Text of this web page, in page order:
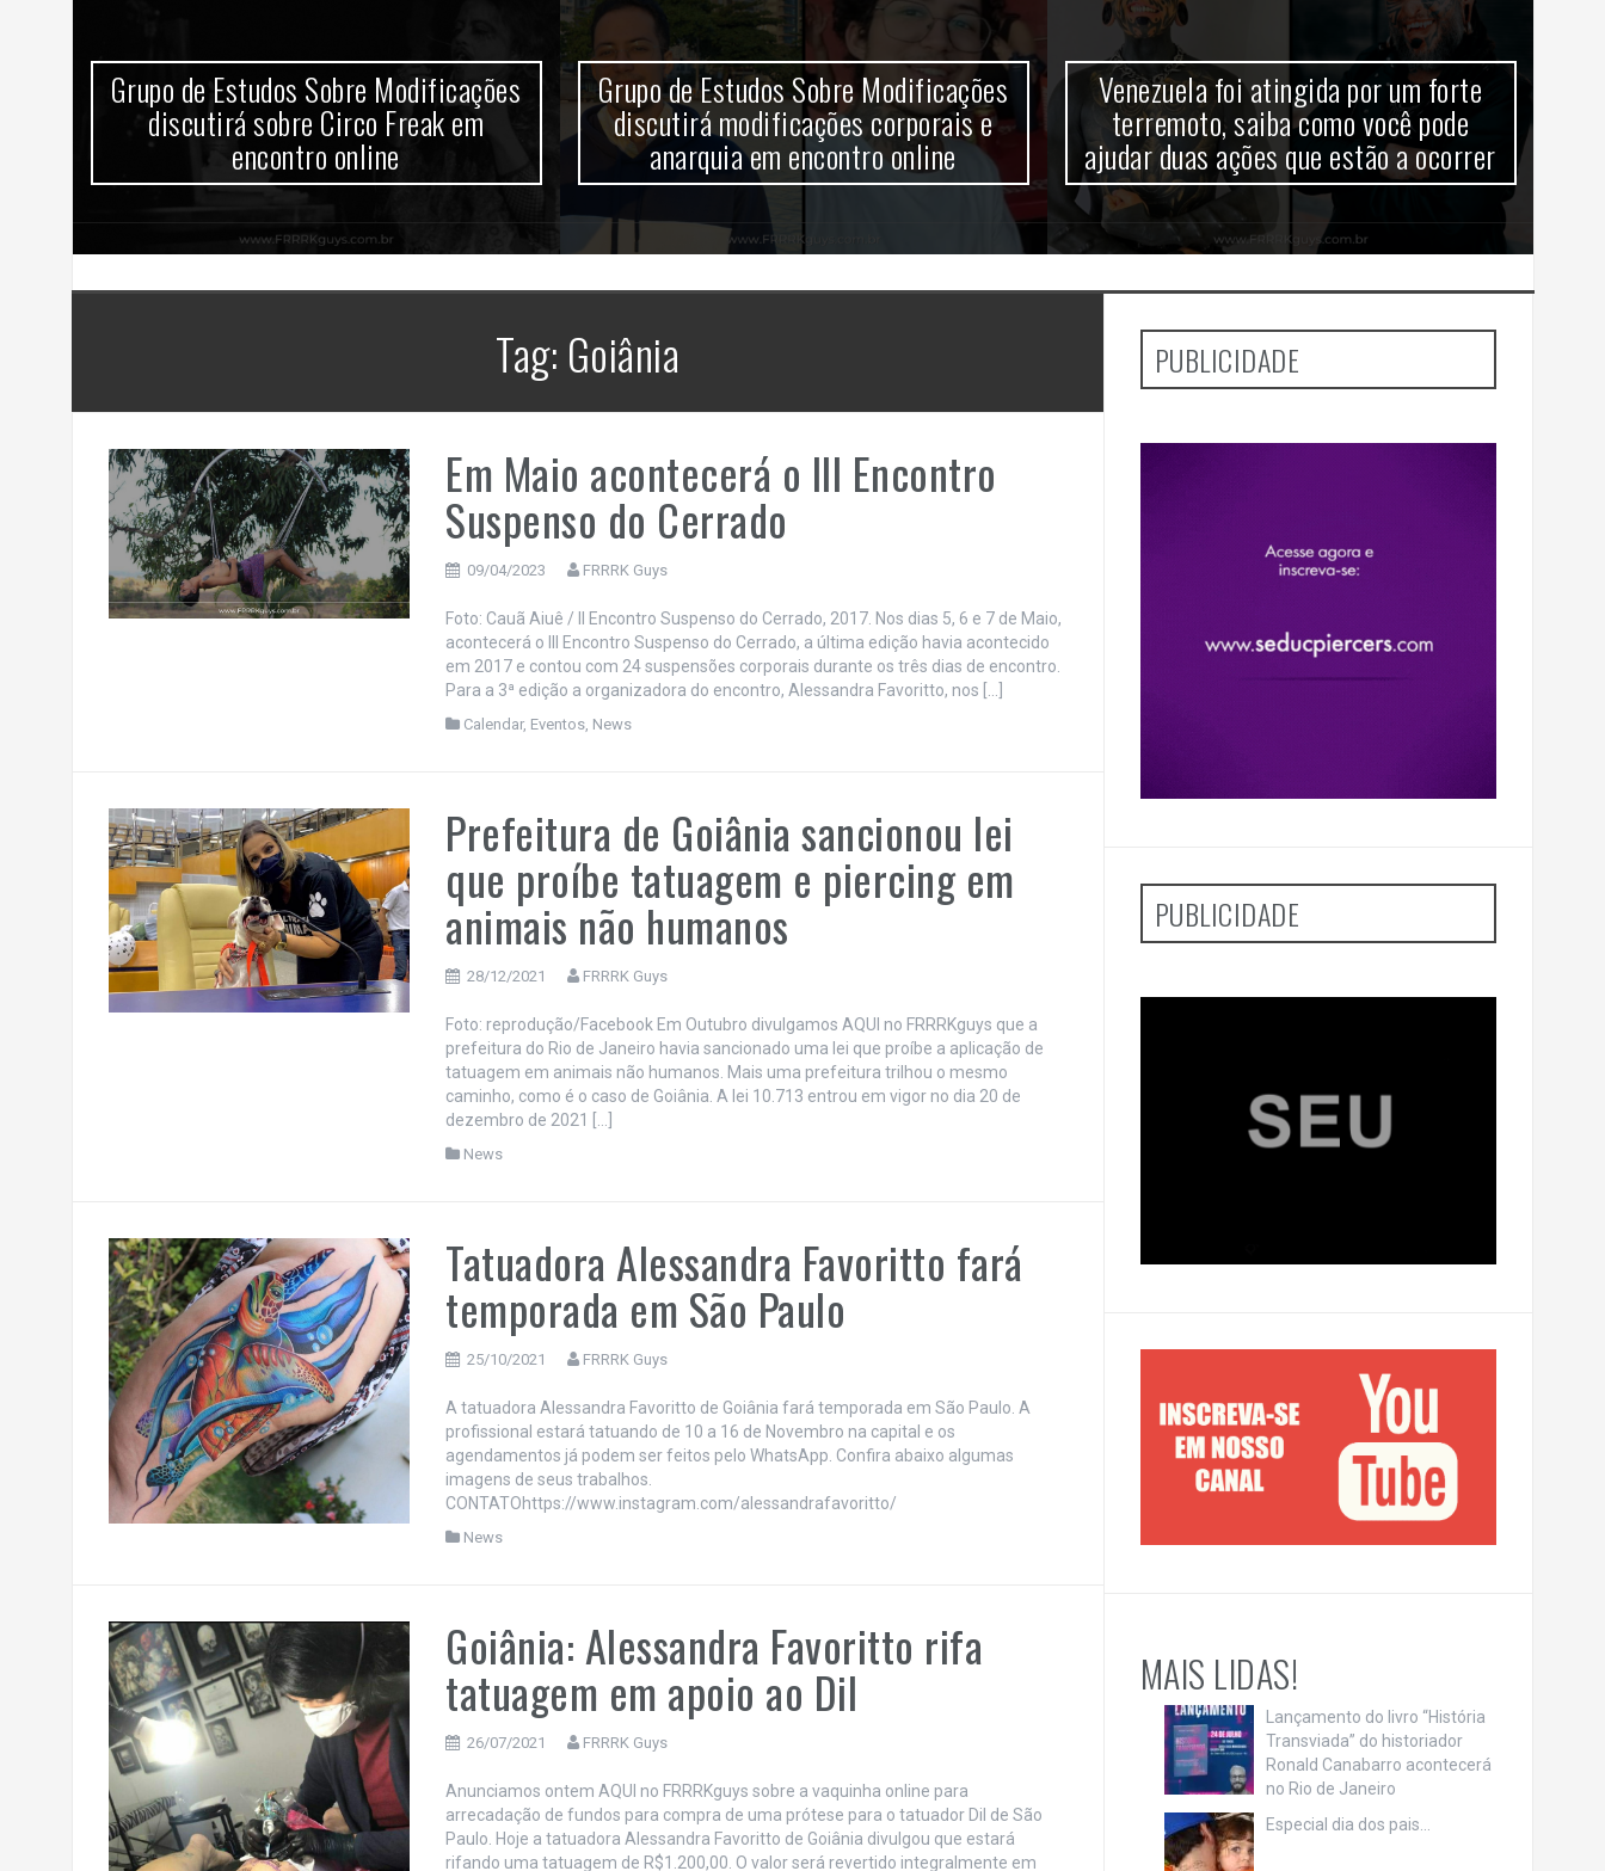
Grupo de Estudos Sobre Modificações
discutirá sobre Circo Freak em
encontro online
Grupo de Estudos Sobre Modificações
discutirá modificações corporais e
anarquia em encontro online
Venezuela foi atingida por um forte
terremoto, saiba como você pode
ajudar duas ações que estão a ocorrer
Tag: Goiânia
Em Maio acontecerá o III Encontro
Suspenso do Cerrado
09/04/2023 FRRRK Guys
Foto: Cauã Aiuê / II Encontro Suspenso do Cerrado, 2017. Nos dias 5, 6 e 7 de Maio,
acontecerá o III Encontro Suspenso do Cerrado, a última edição havia acontecido
em 2017 e contou com 24 suspensões corporais durante os três dias de encontro.
Para a 3ª edição a organizadora do encontro, Alessandra Favoritto, nos […]
Calendar, Eventos, News
Prefeitura de Goiânia sancionou lei
que proíbe tatuagem e piercing em
animais não humanos
28/12/2021 FRRRK Guys
Foto: reprodução/Facebook Em Outubro divulgamos AQUI no FRRRKguys que a
prefeitura do Rio de Janeiro havia sancionado uma lei que proíbe a aplicação de
tatuagem em animais não humanos. Mais uma prefeitura trilhou o mesmo
caminho, como é o caso de Goiânia. A lei 10.713 entrou em vigor no dia 20 de
dezembro de 2021 […]
News
Tatuadora Alessandra Favoritto fará
temporada em São Paulo
25/10/2021 FRRRK Guys
A tatuadora Alessandra Favoritto de Goiânia fará temporada em São Paulo. A
profissional estará tatuando de 10 a 16 de Novembro na capital e os
agendamentos já podem ser feitos pelo WhatsApp. Confira abaixo algumas
imagens de seus trabalhos.
CONTATOhttps://www.instagram.com/alessandrafavoritto/
News
Goiânia: Alessandra Favoritto rifa
tatuagem em apoio ao Dil
26/07/2021 FRRRK Guys
Anunciamos ontem AQUI no FRRRKguys sobre a vaquinha online para
arrecadação de fundos para compra de uma prótese para o tatuador Dil de São
Paulo. Hoje a tatuadora Alessandra Favoritto de Goiânia divulgou que estará
rifando uma tatuagem de R$1.200,00. O valor será revertido integralmente em
PUBLICIDADE
PUBLICIDADE
MAIS LIDAS!
Lançamento do livro “História
Transviada” do historiador
Ronald Canabarro acontecerá
no Rio de Janeiro
Especial dia dos pais…